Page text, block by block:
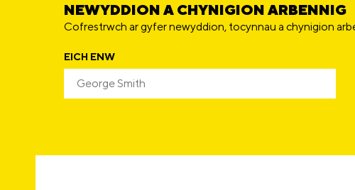
NEWYDDION A CHYNIGION ARBENNIG
Cofrestrwch ar gyfer newyddion, tocynnau a chynigion
EICH ENW